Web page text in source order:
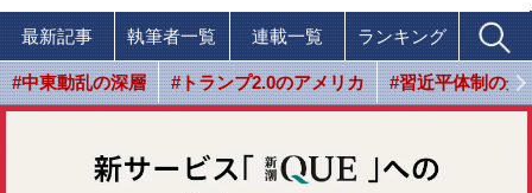
最新記事 執筆者一覧 連載一覧 ランキング
#中東動乱の深層 #トランプ2.0のアメリカ #習近平体制の光